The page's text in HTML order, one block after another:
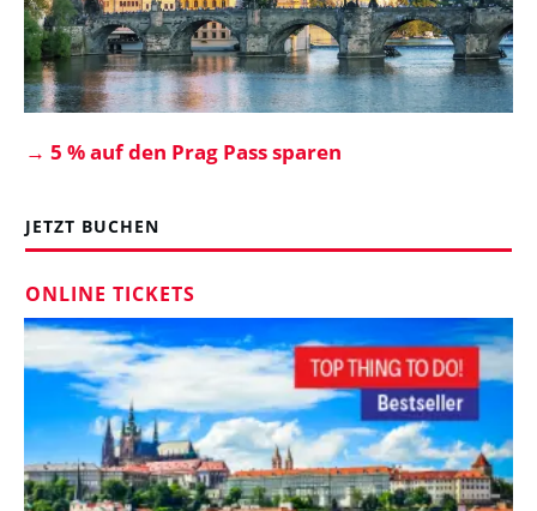
→ 5 % auf den Prag Pass sparen
JETZT BUCHEN
ONLINE TICKETS